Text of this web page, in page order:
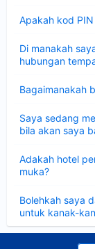
Apakah kod
Di manakah
hubungan
Bagaimanakah
Saya sedang
bila akan saya
Adakah hotel
muka?
Bolehkah saya
untuk kanak-